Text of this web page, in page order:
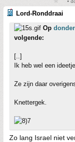
•
Lord-Ronddraai
Op
volgende:
[..]
Ik heb wel een
Ze zijn daar
Knettergek.
Zo lang Israel niet